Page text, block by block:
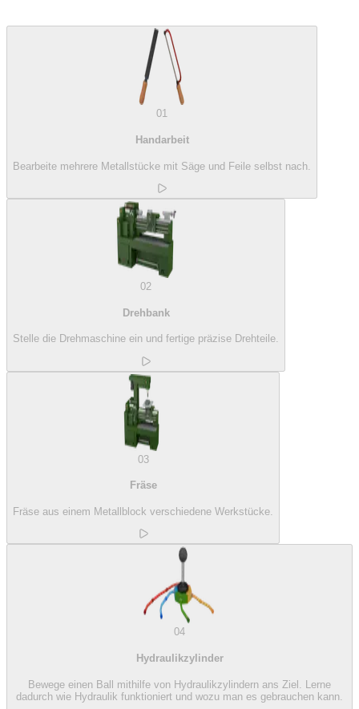
01
Handarbeit
Bearbeite mehrere Metallstücke mit Säge und Feile selbst nach.
02
Drehbank
Stelle die Drehmaschine ein und fertige präzise Drehteile.
03
Fräse
Fräse aus einem Metallblock verschiedene Werkstücke.
04
Hydraulikzylinder
Bewege einen Ball mithilfe von Hydraulikzylindern ans Ziel. Lerne
dadurch wie Hydraulik funktioniert und wozu man es gebrauchen kann.